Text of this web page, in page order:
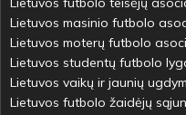
Lietuvos masinio futbolo
Lietuvos moterų futbolo
Lietuvos studentų futbolo
Lietuvos vaikų ir jaunių
Lietuvos futbolo žaidėjų